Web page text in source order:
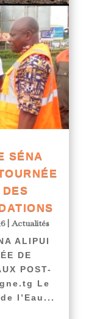
SÉNA
|Actualités
ALIPUI
DE
POST-
Le
l’Eau...